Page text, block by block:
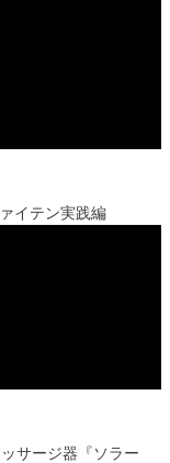
イテン実践編
サージ器『ソラー